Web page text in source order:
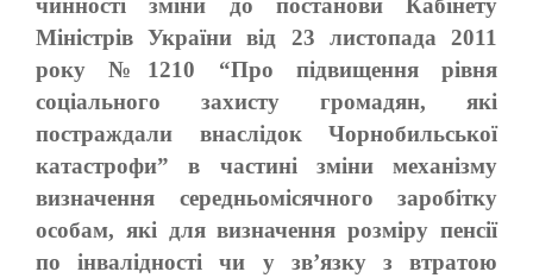
чинності зміни до постанови Кабінету
Міністрів України від 23 листопада 2011
року №1210 “Про підвищення рівня
соціального захисту громадян, які
постраждали внаслідок Чорнобильської
катастрофи” в частині зміни механізму
визначення середньомісячного заробітку
особам, які для визначення розміру пенсії
по інвалідності чи у зв’язку з втратою